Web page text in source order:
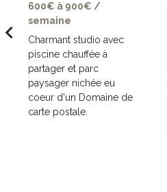
600€ à 900€ /
semaine
Charmant studio avec
piscine chauffée à
partager et parc
paysager nichée eu
coeur d'un Domaine de
carte postale.